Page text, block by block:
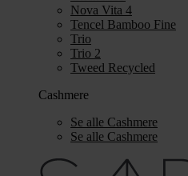
Nova Vita 4
Tencel Bamboo Fine
Trio
Trio 2
Tweed Recycled
Cashmere
Se alle Cashmere
Se alle Cashmere